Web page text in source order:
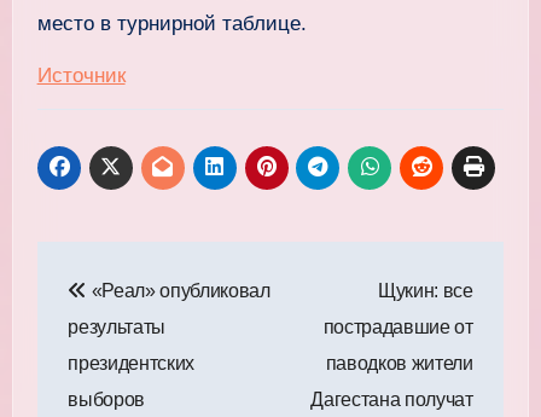
место в турнирной таблице.
Источник
по
записям
«Реал» опубликовал
результаты
президентских
выборов
Щукин: все
пострадавшие от
паводков жители
Дагестана получат